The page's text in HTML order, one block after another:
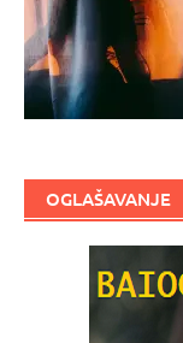
OGLAŠAVANJE